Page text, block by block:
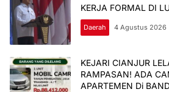
KERJA FORMAL DI
Daerah 4 Agustus 2026
KEJARI CIANJUR
RAMPASAN! ADA
APARTEMEN Di